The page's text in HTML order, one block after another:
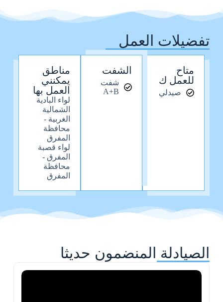
تفضيلات العمل
متاح
للعمل ك
صيدلي
الشفت
شفت
A+B
مناطق
يمكنني
العمل بها
لواء البادية
الشمالية
الغربية -
محافظة
المفرق
لواء قصبة
المفرق -
محافظة
المفرق
الصيادلة المنضمون حديثا